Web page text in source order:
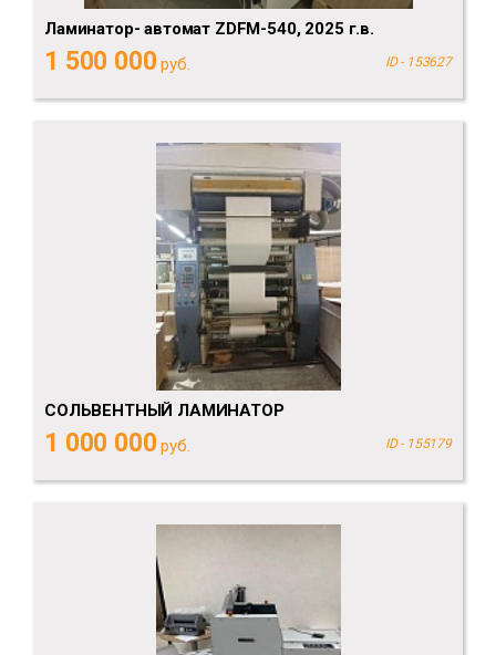
Ламинатор- автомат ZDFM-540, 2025 г.в.
1 500 000 руб. ID - 153627
СОЛЬВЕНТНЫЙ ЛАМИНАТОР
1 000 000 руб. ID - 155179